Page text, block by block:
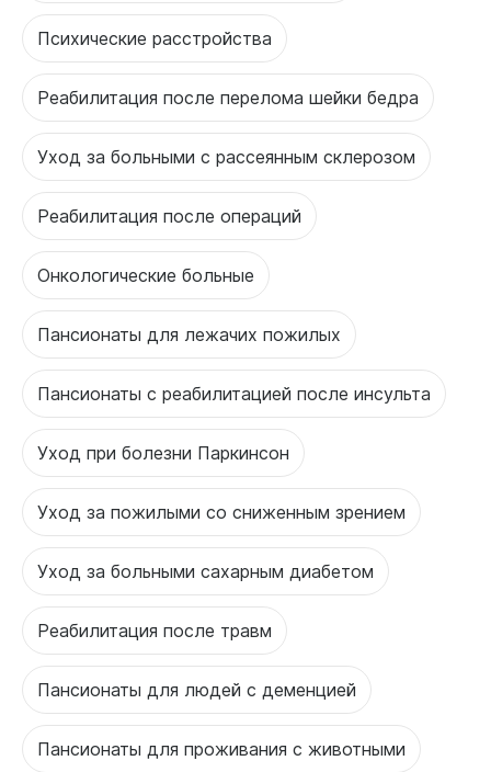
Психические расстройства
Реабилитация после перелома шейки бедра
Уход за больными с рассеянным склерозом
Реабилитация после операций
Онкологические больные
Пансионаты для лежачих пожилых
Пансионаты с реабилитацией после инсульта
Уход при болезни Паркинсон
Уход за пожилыми со сниженным зрением
Уход за больными сахарным диабетом
Реабилитация после травм
Пансионаты для людей с деменцией
Пансионаты для проживания с животными